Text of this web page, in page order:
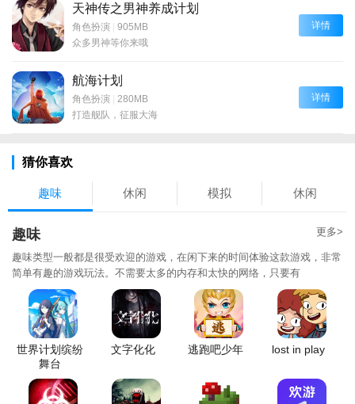
天神传之男神养成计划
角色扮演 | 905MB
众多男神等你来哦
详情
航海计划
角色扮演 | 280MB
打造舰队，征服大海
详情
猜你喜欢
趣味 休闲 模拟 休闲
趣味 更多>
趣味类型一般都是很受欢迎的游戏，在闲下来的时间体验这款游戏，非常
简单有趣的游戏玩法。不需要太多的内存和太快的网络，只要有
世界计划缤纷
舞台
文字化化 逃跑吧少年 lost in play